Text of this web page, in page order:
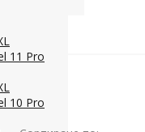
11 Pro
10 Pro